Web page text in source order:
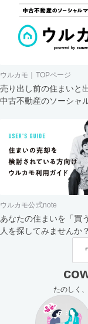
ウルカモ｜TOPページ
売り出し前の住まいと
中古不動産のソーシャ
ウルカモ公式note
あなたの住まいを「買
人を探してみませんか
たのしく